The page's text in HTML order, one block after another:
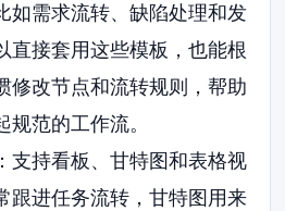
如需求流转、缺陷处理和发
直接套用这些模板，也能根
修改节点和流转规则，帮助
范的工作流。
支持看板、甘特图和表格视
跟进任务流转，甘特图用来